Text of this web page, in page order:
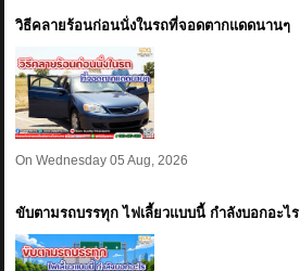
วิธีคลายร้อนก่อนนั่งในรถที่จอดตากแดดนานๆ
On Wednesday 05 Aug, 2026
ขับตามรถบรรทุก ไฟเลี้ยวแบบนี้ กำลังบอกอะไร